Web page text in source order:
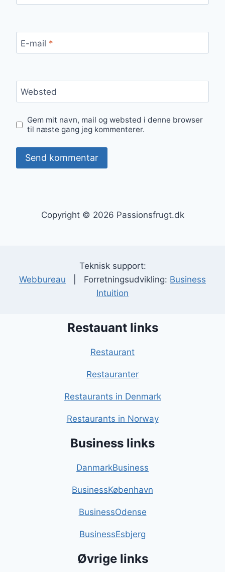
E-mail *
Websted
Gem mit navn, mail og websted i denne browser
til næste gang jeg kommenterer.
Copyright © 2026 Passionsfrugt.dk
Teknisk support:
Webbureau | Forretningsudvikling: Business
Intuition
Restauant links
Restaurant
Restauranter
Restaurants in Denmark
Restaurants in Norway
Business links
DanmarkBusiness
BusinessKøbenhavn
BusinessOdense
BusinessEsbjerg
Øvrige links